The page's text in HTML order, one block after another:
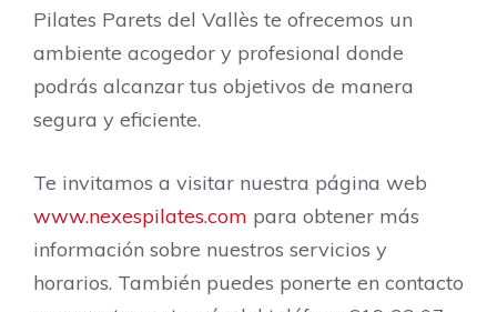
Pilates Parets del Vallès te ofrecemos un
ambiente acogedor y profesional donde
podrás alcanzar tus objetivos de manera
segura y eficiente.
Te invitamos a visitar nuestra página web
www.nexespilates.com para obtener más
información sobre nuestros servicios y
horarios. También puedes ponerte en contacto